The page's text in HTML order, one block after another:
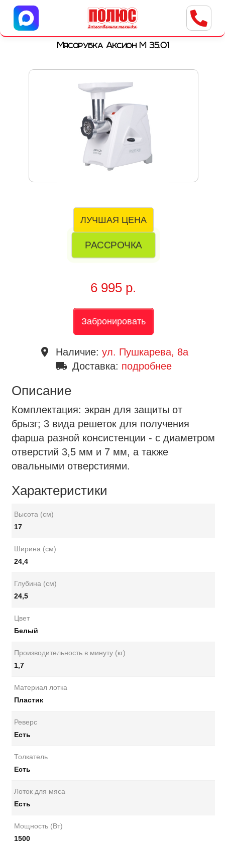
Центр бытовой техники
г. Ульяновск, ул. Пушкарева, 8a
Мясорубка Аксион М 35.01
ЛУЧШАЯ ЦЕНА
РАССРОЧКА
6 995 р.
Забронировать
place Наличие: ул. Пушкарева, 8a
local_shipping Доставка: подробнее
Описание
Комплектация: экран для защиты от
брызг; 3 вида решеток для получения
фарша разной консистенции - с диаметром
отверстий 3,5 мм и 7 мм, а также
овальными отверстиями.
Характеристики
Высота (см)
17
Ширина (см)
24,4
Глубина (см)
24,5
Цвет
Белый
Производительность в минуту (кг)
1,7
Материал лотка
Пластик
Реверс
Есть
Толкатель
Есть
Лоток для мяса
Есть
Мощность (Вт)
1500